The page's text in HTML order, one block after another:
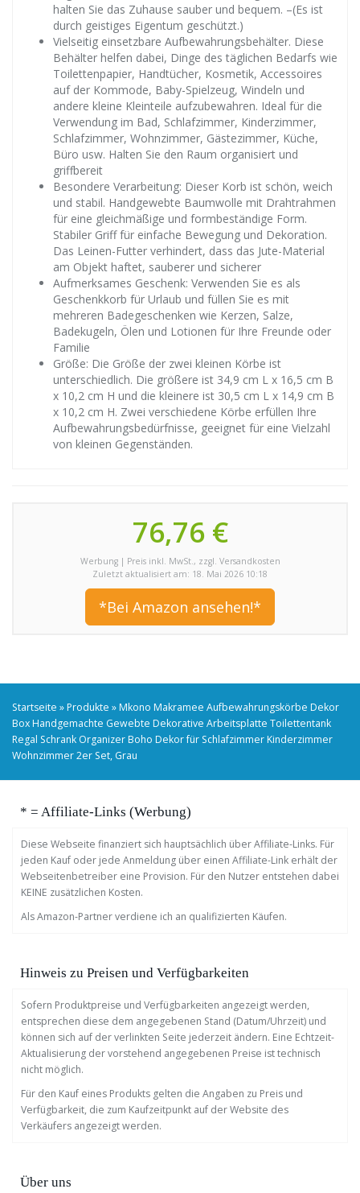
halten Sie das Zuhause sauber und bequem. –(Es ist
durch geistiges Eigentum geschützt.)
Vielseitig einsetzbare Aufbewahrungsbehälter. Diese
Behälter helfen dabei, Dinge des täglichen Bedarfs wie
Toilettenpapier, Handtücher, Kosmetik, Accessoires
auf der Kommode, Baby-Spielzeug, Windeln und
andere kleine Kleinteile aufzubewahren. Ideal für die
Verwendung im Bad, Schlafzimmer, Kinderzimmer,
Schlafzimmer, Wohnzimmer, Gästezimmer, Küche,
Büro usw. Halten Sie den Raum organisiert und
griffbereit
Besondere Verarbeitung: Dieser Korb ist schön, weich
und stabil. Handgewebte Baumwolle mit Drahtrahmen
für eine gleichmäßige und formbeständige Form.
Stabiler Griff für einfache Bewegung und Dekoration.
Das Leinen-Futter verhindert, dass das Jute-Material
am Objekt haftet, sauberer und sicherer
Aufmerksames Geschenk: Verwenden Sie es als
Geschenkkorb für Urlaub und füllen Sie es mit
mehreren Badegeschenken wie Kerzen, Salze,
Badekugeln, Ölen und Lotionen für Ihre Freunde oder
Familie
Größe: Die Größe der zwei kleinen Körbe ist
unterschiedlich. Die größere ist 34,9 cm L x 16,5 cm B
x 10,2 cm H und die kleinere ist 30,5 cm L x 14,9 cm B
x 10,2 cm H. Zwei verschiedene Körbe erfüllen Ihre
Aufbewahrungsbedürfnisse, geeignet für eine Vielzahl
von kleinen Gegenständen.
76,76 €
Werbung | Preis inkl. MwSt., zzgl. Versandkosten
Zuletzt aktualisiert am: 18. Mai 2026 10:18
*Bei Amazon ansehen!*
Startseite »Produkte »Mkono Makramee Aufbewahrungskörbe Dekor
Box Handgemachte Gewebte Dekorative Arbeitsplatte Toilettentank
Regal Schrank Organizer Boho Dekor für Schlafzimmer Kinderzimmer
Wohnzimmer 2er Set, Grau
* = Affiliate-Links (Werbung)
Diese Webseite finanziert sich hauptsächlich über Affiliate-Links. Für
jeden Kauf oder jede Anmeldung über einen Affiliate-Link erhält der
Webseitenbetreiber eine Provision. Für den Nutzer entstehen dabei
KEINE zusätzlichen Kosten.
Als Amazon-Partner verdiene ich an qualifizierten Käufen.
Hinweis zu Preisen und Verfügbarkeiten
Sofern Produktpreise und Verfügbarkeiten angezeigt werden,
entsprechen diese dem angegebenen Stand (Datum/Uhrzeit) und
können sich auf der verlinkten Seite jederzeit ändern. Eine Echtzeit-
Aktualisierung der vorstehend angegebenen Preise ist technisch
nicht möglich.
Für den Kauf eines Produkts gelten die Angaben zu Preis und
Verfügbarkeit, die zum Kaufzeitpunkt auf der Website des
Verkäufers angezeigt werden.
Über uns